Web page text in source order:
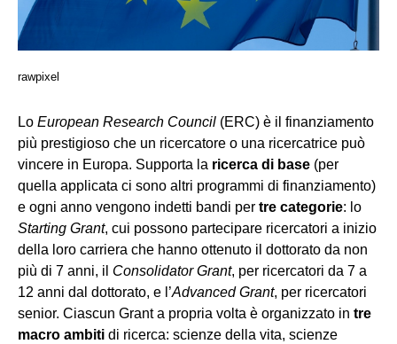
rawpixel
Lo European Research Council (ERC) è il finanziamento
più prestigioso che un ricercatore o una ricercatrice può
vincere in Europa. Supporta la ricerca di base (per
quella applicata ci sono altri programmi di finanziamento)
e ogni anno vengono indetti bandi per tre categorie: lo
Starting Grant, cui possono partecipare ricercatori a inizio
della loro carriera che hanno ottenuto il dottorato da non
più di 7 anni, il Consolidator Grant, per ricercatori da 7 a
12 anni dal dottorato, e l’Advanced Grant, per ricercatori
senior. Ciascun Grant a propria volta è organizzato in tre
macro ambiti di ricerca: scienze della vita, scienze